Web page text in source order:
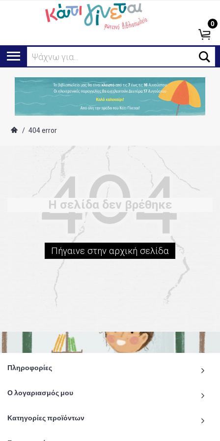
Ψάχνω για...
0
/ 404 error
Η σελίδα δεν βρέθηκε
Πήγαινε στην αρχική σελίδα
Πληροφορίες
Ο λογαριασμός μου
Κατηγορίες προϊόντων